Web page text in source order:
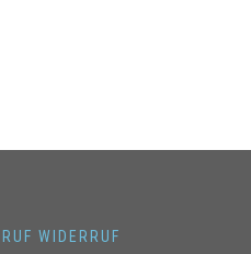
WIDERRUF